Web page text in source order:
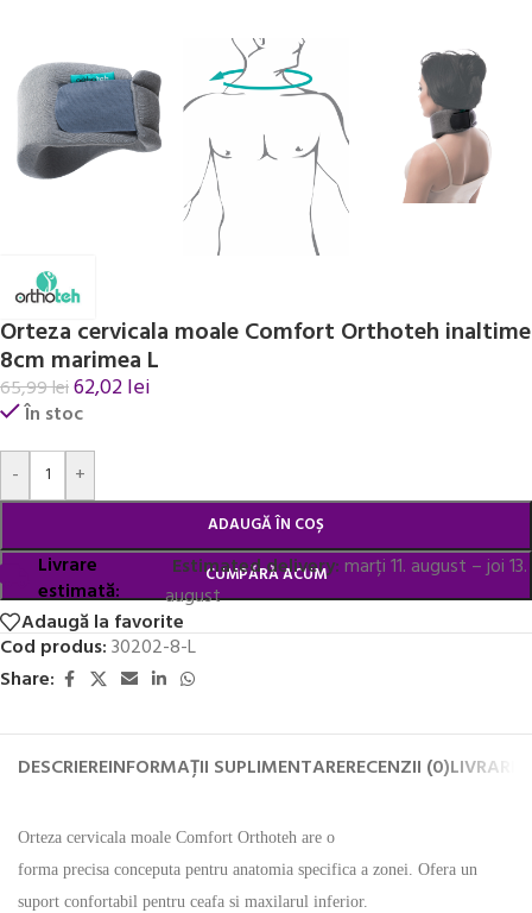
Orteza cervicala moale Comfort Orthoteh inaltime
8cm marimea L
65,99lei62,02lei
În stoc
-
+
ADAUGĂ ÎN COȘ
CUMPĂRĂ ACUM
Alternative:
Livrare
estimată:
Estimated delivery:marți 11. august – joi 13.
august
Adaugă la favorite
Cod produs:30202-8-L
Share:
DESCRIEREINFORMAȚII SUPLIMENTARERECENZII (0)LIVRARE
Orteza cervicala moale Comfort Orthoteh are o
forma precisa conceputa pentru anatomia specifica a zonei. Ofera un
suport confortabil pentru ceafa si maxilarul inferior.